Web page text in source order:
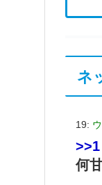
ネ
19:
>>1
何